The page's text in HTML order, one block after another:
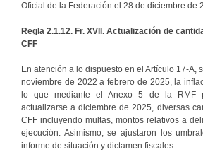
Oficial de la Federación el 28 de diciembre de
Regla 2.1.12. Fr. XVII. Actualización de
CFF
En atención a lo dispuesto en el Artículo 17-A,
noviembre de 2022 a febrero de 2025, la
lo que mediante el Anexo 5 de la RMF
actualizarse a diciembre de 2025, diversas
CFF incluyendo multas, montos relativos a
ejecución. Asimismo, se ajustaron los
informe de situación y dictamen fiscales.